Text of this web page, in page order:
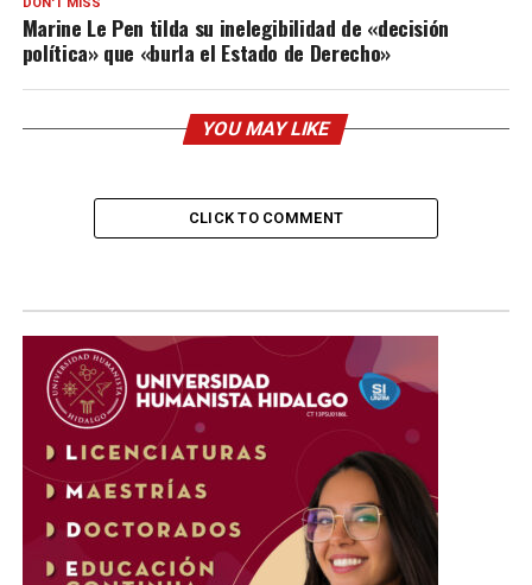
DON'T MISS
Marine Le Pen tilda su inelegibilidad de «decisión
política» que «burla el Estado de Derecho»
YOU MAY LIKE
CLICK TO COMMENT